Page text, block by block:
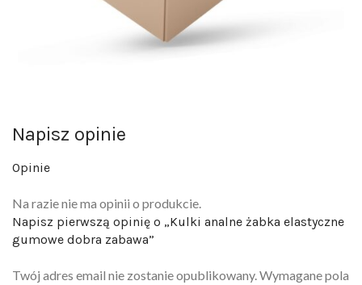
Opinie
Napisz pierwszą opinię o „Kulki analne żabka elastyczne
gumowe dobra zabawa”
są oznaczone*